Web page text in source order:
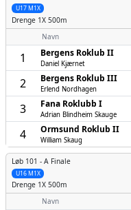
U17 M1X
Drenge 1X 500m
Navn
1 Bergens Roklub II
Daniel Kjærnet
2 Bergens Roklub III
Erlend Nordhagen
3 Fana Roklubb I
Adrian Blindheim Skauge
4 Ormsund Roklub II
William Skaug
Løb 101 - A Finale
U16 M1X
Drenge 1X 500m
Navn